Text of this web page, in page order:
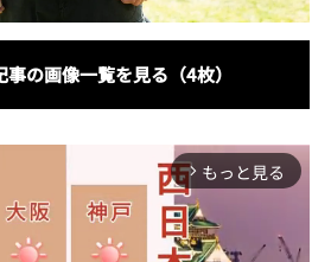
事の画像一覧を見る（4枚）
arrow_forward_ios もっと見る